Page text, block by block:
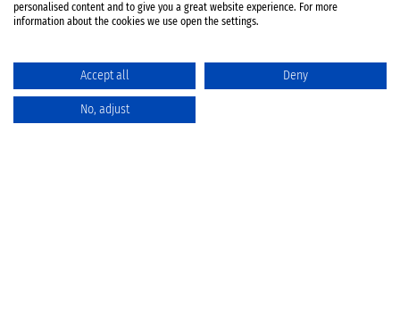
personalised content and to give you a great website experience. For more
information about the cookies we use open the settings.
Accept all Deny
No, adjust